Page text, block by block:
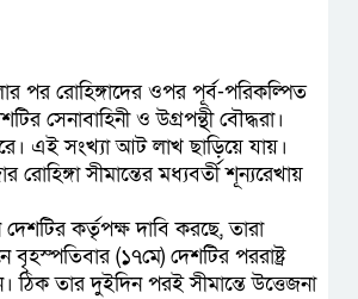
পর রোহিঙ্গাদের ওপর পূর্ব-পরিকল্পিত
সেনাবাহিনী ও উগ্রপন্থী বৌদ্ধরা।
এই সংখ্যা আট লাখ ছাড়িয়ে যায়।
সীমান্তের মধ্যবর্তী শূন্যরেখায়
কর্তৃপক্ষ দাবি করছে, তারা
বৃহস্পতিবার (১৭মে) দেশটির পররাষ্ট্র
ঠিক তার দুইদিন পরই সীমান্তে উত্তেজনা